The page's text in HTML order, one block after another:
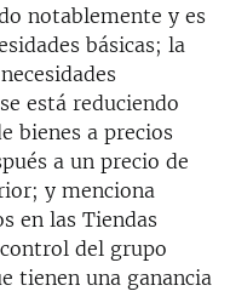
notablemente y es
básicas; la
está reduciendo
bienes a precios
a un precio de
y menciona
en las Tiendas
del grupo
tienen una ganancia